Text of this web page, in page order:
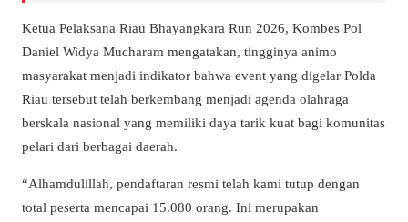
Ketua Pelaksana Riau Bhayangkara Run 2026, Kombes Pol
Daniel Widya Mucharam mengatakan, tingginya animo
masyarakat menjadi indikator bahwa event yang digelar Polda
Riau tersebut telah berkembang menjadi agenda olahraga
berskala nasional yang memiliki daya tarik kuat bagi komunitas
pelari dari berbagai daerah.
“Alhamdulillah, pendaftaran resmi telah kami tutup dengan
total peserta mencapai 15.080 orang. Ini merupakan